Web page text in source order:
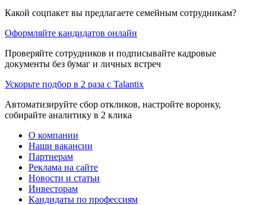
Какой соцпакет вы предлагаете семейным сотрудникам?
Оформляйте кандидатов онлайн
Проверяйте сотрудников и подписывайте кадровые
документы без бумаг и личных встреч
Ускорьте подбор в 2 раза с Talantix
Автоматизируйте сбор откликов, настройте воронку,
собирайте аналитику в 2 клика
О компании
Наши вакансии
Партнерам
Реклама на сайте
Новости и статьи
Инвесторам
Кандидаты по профессиям